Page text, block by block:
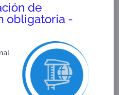
08-2022
DE CAMBIOS DE PERSONAL
SISTEMA DE INFORMACIÓN
DE ONAC – SIPSO
de
obligatoria -